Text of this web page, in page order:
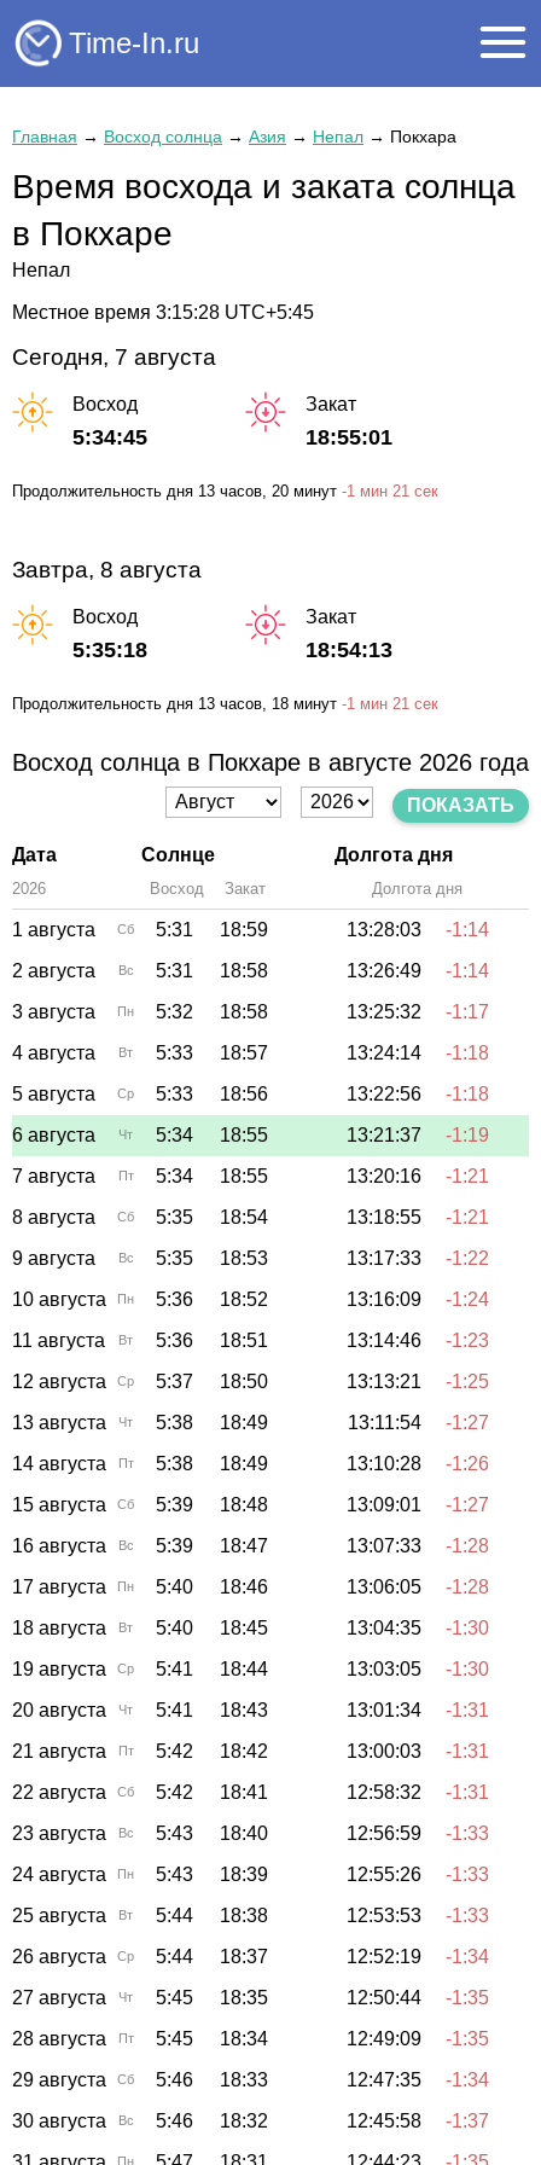
Time-In.ru
Главная → Восход солнца → Азия → Непал → Покхара
Время восхода и заката солнца
в Покхаре
Непал
Местное время 3:15:29 UTC+5:45
Сегодня, 7 августа
Восход
5:34:45
Закат
18:55:01
Продолжительность дня 13 часов , 20 минут -1 мин 21 сек
Завтра, 8 августа
Восход
5:35:18
Закат
18:54:13
Продолжительность дня 13 часов, 18 минут -1 мин 21 сек
Восход солнца в Покхаре в августе 2026 года
ПОКАЗАТЬ
Дата Солнце Долгота дня
2026 Восход Закат Долгота дня
1 августа Сб 5:31 18:59 13:28:03
-1:14
2 августа
Вс 5:31 18:58 13:26:49
-1:14
3 августа
Пн 5:32 18:58 13:25:32
-1:17
4 августа
Вт 5:33 18:57 13:24:14
-1:18
5 августа
Ср 5:33 18:56 13:22:56
-1:18
6 августа
Чт 5:34 18:55 13:21:37
-1:19
7 августа
Пт 5:34 18:55 13:20:16
-1:21
8 августа
Сб 5:35 18:54 13:18:55
-1:21
9 августа
Вс 5:35 18:53 13:17:33
-1:22
10 августа
Пн 5:36 18:52 13:16:09
-1:24
11 августа
Вт 5:36 18:51 13:14:46
-1:23
12 августа
Ср 5:37 18:50 13:13:21
-1:25
13 августа
Чт 5:38 18:49 13:11:54
-1:27
14 августа
Пт 5:38 18:49 13:10:28
-1:26
15 августа
Сб 5:39 18:48 13:09:01
-1:27
16 августа
Вс 5:39 18:47 13:07:33
-1:28
17 августа
Пн 5:40 18:46 13:06:05
-1:28
18 августа
Вт 5:40 18:45 13:04:35
-1:30
19 августа
Ср 5:41 18:44 13:03:05
-1:30
20 августа
Чт 5:41 18:43 13:01:34
-1:31
21 августа
Пт 5:42 18:42 13:00:03
-1:31
22 августа
Сб 5:42 18:41 12:58:32
-1:31
23 августа
Вс 5:43 18:40 12:56:59
-1:33
24 августа
Пн 5:43 18:39 12:55:26
-1:33
25 августа
Вт 5:44 18:38 12:53:53
-1:33
26 августа
Ср 5:44 18:37 12:52:19
-1:34
27 августа
Чт 5:45 18:35 12:50:44
-1:35
28 августа
Пт 5:45 18:34 12:49:09
-1:35
29 августа
Сб 5:46 18:33 12:47:35
-1:34
30 августа
Вс 5:46 18:32 12:45:58
-1:37
Пн